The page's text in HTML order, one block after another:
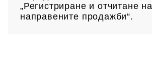
„Регистриране и отчитане на
направените продажби“.